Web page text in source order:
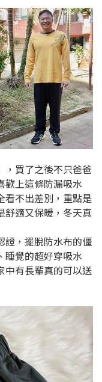
，買了之後不只爸爸
歡上這條防漏吸水
看不出差別，重點是
舒適又保暖，冬天真
證，擺脫防水布的僵
睡覺的超好穿吸水
中有長輩真的可以送